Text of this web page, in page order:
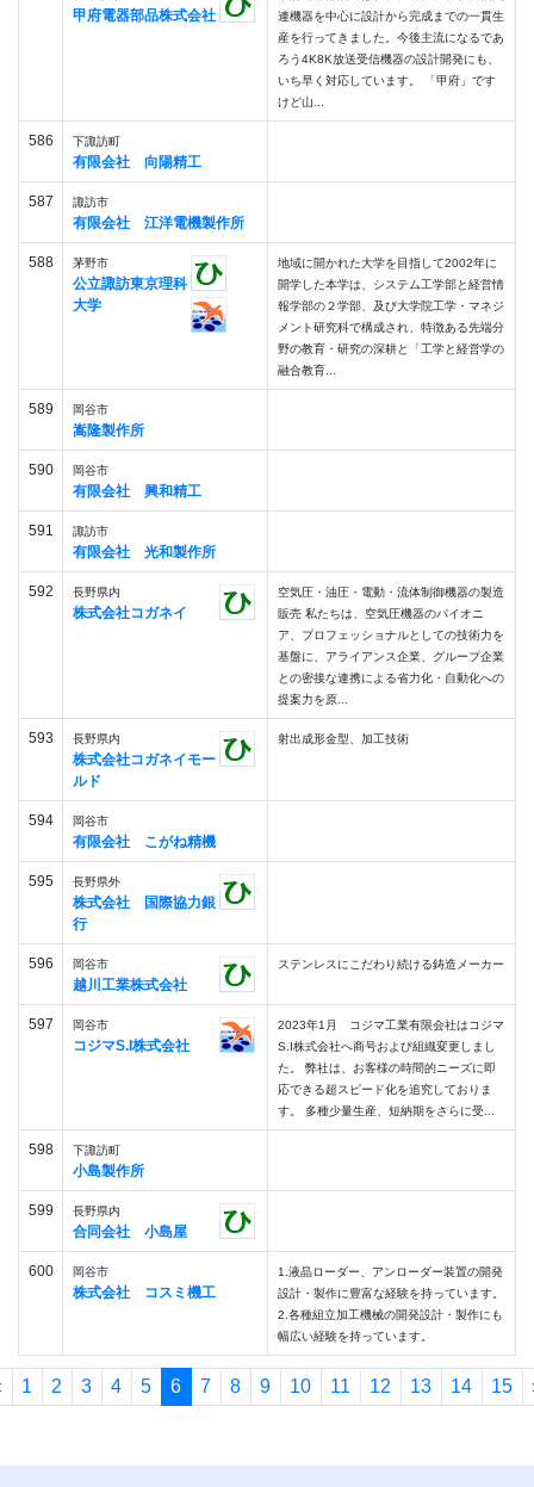
甲府電器部品株式会社
連機器を中心に設計から完成までの一貫生
産を行ってきました。今後主流になるであ
ろう4K8K放送受信機器の設計開発にも、
いち早く対応しています。 「甲府」です
けど山...
586 下諏訪町
有限会社 向陽精工
587 諏訪市
有限会社 江洋電機製作所
588 茅野市
公立諏訪東京理科
大学
地域に開かれた大学を目指して2002年に
開学した本学は、システム工学部と経営情
報学部の２学部、及び大学院工学・マネジ
メント研究科で構成され、特徴ある先端分
野の教育・研究の深耕と「工学と経営学の
融合教育...
589 岡谷市
嵩隆製作所
590 岡谷市
有限会社 興和精工
591 諏訪市
有限会社 光和製作所
592 長野県内
株式会社コガネイ
空気圧・油圧・電動・流体制御機器の製造
販売 私たちは、空気圧機器のパイオニ
ア、プロフェッショナルとしての技術力を
基盤に、アライアンス企業、グループ企業
との密接な連携による省力化・自動化への
提案力を原...
593 長野県内
株式会社コガネイモー
ルド
射出成形金型、加工技術
594 岡谷市
有限会社 こがね精機
595 長野県外
株式会社 国際協力銀
行
596 岡谷市
越川工業株式会社
ステンレスにこだわり続ける鋳造メーカー
597 岡谷市
コジマS.I株式会社
2023年1月 コジマ工業有限会社はコジマ
S.I株式会社へ商号および組織変更しまし
た。 弊社は、お客様の時間的ニーズに即
応できる超スピード化を追究しておりま
す。 多種少量生産、短納期をさらに受...
598 下諏訪町
小島製作所
599 長野県内
合同会社 小島屋
600 岡谷市
株式会社 コスミ機工
1.液晶ローダー、アンローダー装置の開発
設計・製作に豊富な経験を持っています。
2.各種組立加工機械の開発設計・製作にも
幅広い経験を持っています。
1 2 3 4 5 6 7 8 9 10 11 12 13 14 15